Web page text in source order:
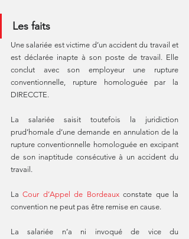
Les faits
Une salariée est victime d’un accident du travail et
est déclarée inapte à son poste de travail. Elle
conclut avec son employeur une rupture
conventionnelle, rupture homologuée par la
DIRECCTE.
La salariée saisit toutefois la juridiction
prud’homale d’une demande en annulation de la
rupture conventionnelle homologuée en excipant
de son inaptitude consécutive à un accident du
travail.
La Cour d’Appel de Bordeaux constate que la
convention ne peut pas être remise en cause.
La salariée n’a ni invoqué de vice du